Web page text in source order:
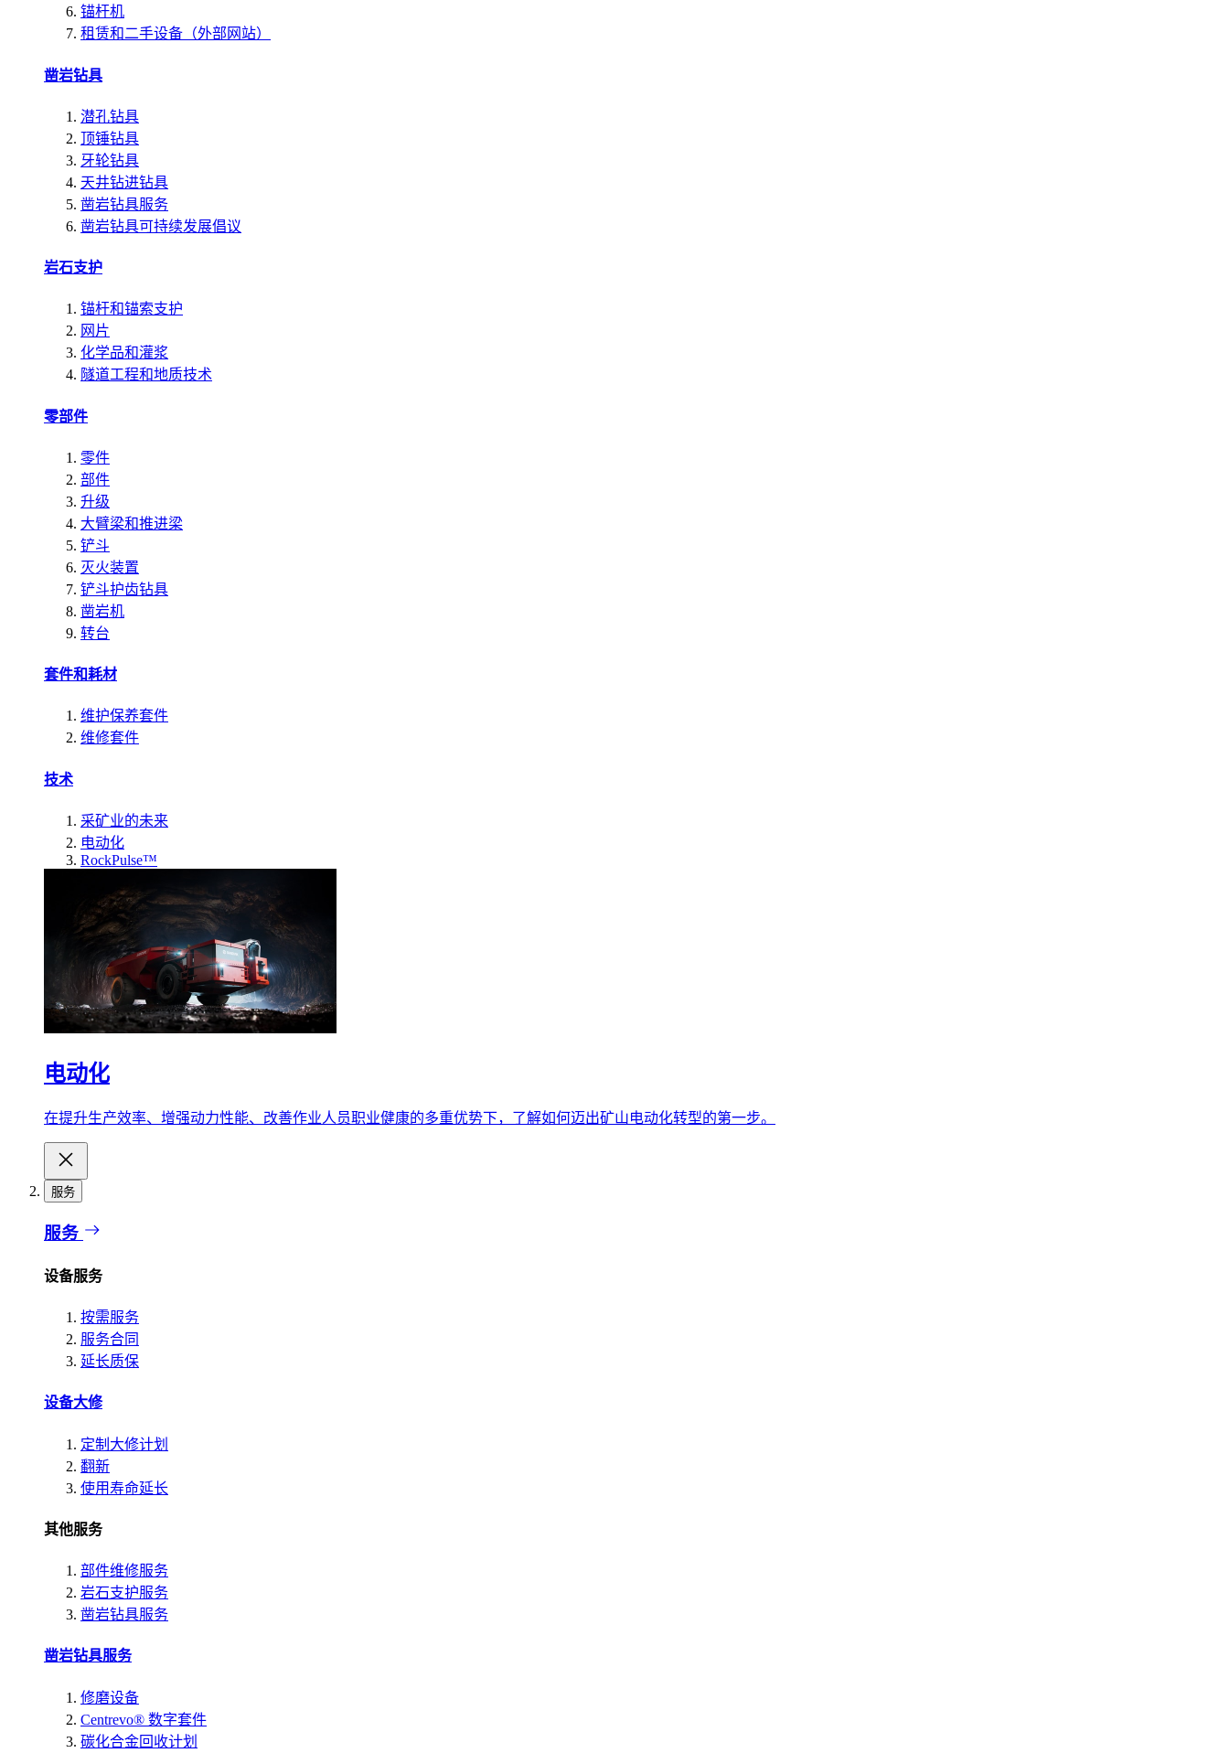
锚杆机
租赁和二手设备（外部网站）
凿岩钻具
潜孔钻具
顶锤钻具
牙轮钻具
天井钻进钻具
凿岩钻具服务
凿岩钻具可持续发展倡议
岩石支护
锚杆和锚索支护
网片
化学品和灌浆
隧道工程和地质技术
零部件
零件
部件
升级
大臂梁和推进梁
铲斗
灭火装置
铲斗护齿钻具
凿岩机
转台
套件和耗材
维护保养套件
维修套件
技术
采矿业的未来
电动化
RockPulse™
电动化
在提升生产效率、增强动力性能、改善作业人员职业健康的多重优势下，了解如何迈出矿山电动化转型的第一步。
服务
服务
设备服务
按需服务
服务合同
延长质保
设备大修
定制大修计划
翻新
使用寿命延长
其他服务
部件维修服务
岩石支护服务
凿岩钻具服务
凿岩钻具服务
修磨设备
Centrevo® 数字套件
碳化合金回收计划